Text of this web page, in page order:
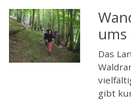
ums
Das
gibt